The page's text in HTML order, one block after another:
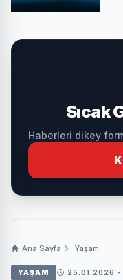
Sıcak
Haberleri dikey
Ana Sayfa Yaşam
YAŞAM 25.01.2026 -